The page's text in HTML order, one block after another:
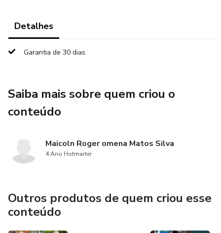
outros ..
aquecimento de piscina , e parar de ganhar pouco ?
- Cai pra dentro .
Detalhes
Garantia de 30 dias
Saiba mais sobre quem criou o
conteúdo
Maicoln Roger omena Matos Silva
4 Ano Hotmarter
Outros produtos de quem criou esse
conteúdo